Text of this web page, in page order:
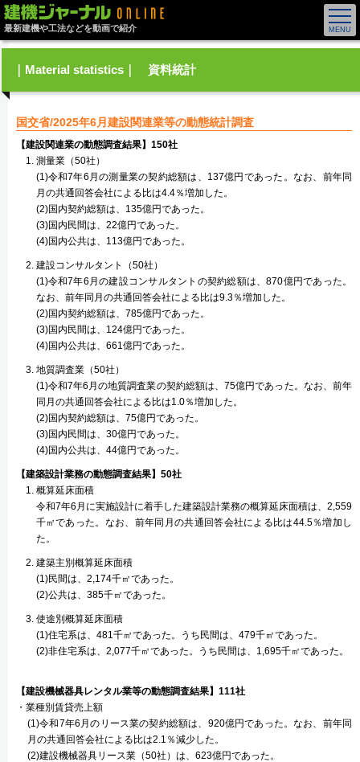
最新建機や工法などを動画で紹介
｜Material statistics｜ 資料統計
国交省/2025年6月建設関連業等の動態統計調査
【建設関連業の動態調査結果】150社
測量業（50社）
(1)令和7年6月の測量業の契約総額は、137億円であった。なお、前年同
月の共通回答会社による比は4.4％増加した。
(2)国内契約総額は、135億円であった。
(3)国内民間は、22億円であった。
(4)国内公共は、113億円であった。
建設コンサルタント（50社）
(1)令和7年6月の建設コンサルタントの契約総額は、870億円であった。
なお、前年同月の共通回答会社による比は9.3％増加した。
(2)国内契約総額は、785億円であった。
(3)国内民間は、124億円であった。
(4)国内公共は、661億円であった。
地質調査業（50社）
(1)令和7年6月の地質調査業の契約総額は、75億円であった。なお、前年
同月の共通回答会社による比は1.0％増加した。
(2)国内契約総額は、75億円であった。
(3)国内民間は、30億円であった。
(4)国内公共は、44億円であった。
【建築設計業務の動態調査結果】50社
概算延床面積
令和7年6月に実施設計に着手した建築設計業務の概算延床面積は、2,559
千㎡であった。なお、前年同月の共通回答会社による比は44.5％増加し
た。
建築主別概算延床面積
(1)民間は、2,174千㎡であった。
(2)公共は、385千㎡であった。
使途別概算延床面積
(1)住宅系は、481千㎡であった。うち民間は、479千㎡であった。
(2)非住宅系は、2,077千㎡であった。うち民間は、1,695千㎡であった。
【建設機械器具レンタル業等の動態調査結果】111社
・業種別賃貸売上額
(1)令和7年6月のリース業の契約総額は、920億円であった。なお、前年同
月の共通回答会社による比は2.1％減少した。
(2)建設機械器具リース業（50社）は、623億円であった。